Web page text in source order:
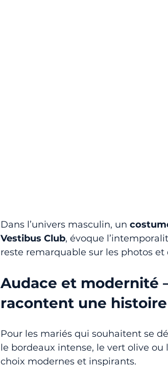
Dans l’univers masculin, un
Vestibus Club, évoque
reste remarquable sur les photos et
Audace et modernité
racontent une histoire
Pour les mariés qui souhaitent se
le bordeaux intense, le vert olive
choix modernes et inspirants.